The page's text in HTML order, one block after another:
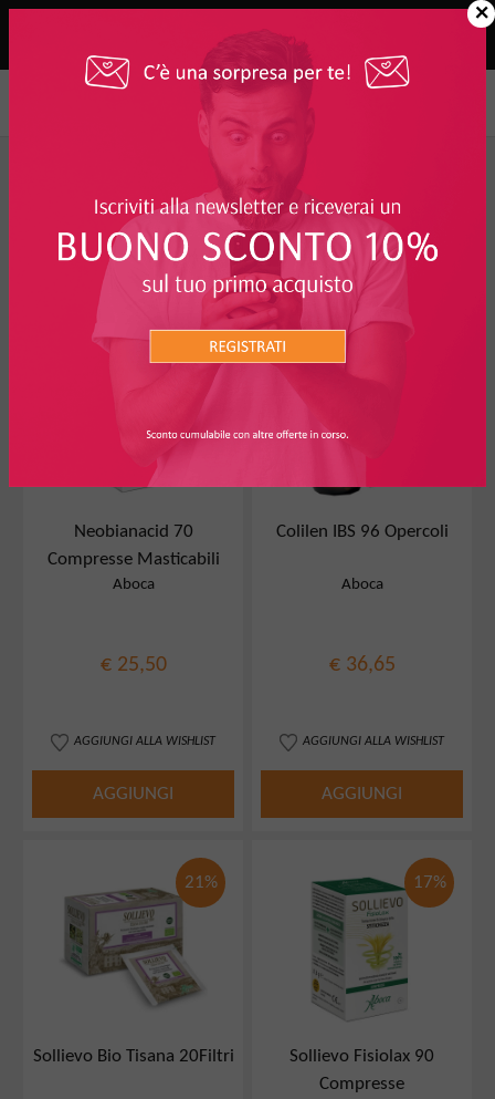
FILTRO
INTEGRATORI, ALIMENTI E RIMEDI
NATURALI
Neobianacid 70
Compresse Masticabili
Aboca
€ 25,50
AGGIUNGI ALLA WISHLIST
AGGIUNGI
Colilen IBS 96 Opercoli
Aboca
€ 36,65
AGGIUNGI ALLA WISHLIST
AGGIUNGI
21%
Sollievo Bio Tisana 20Filtri
17%
Sollievo Fisiolax 90
Compresse
×